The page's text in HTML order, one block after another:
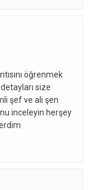
öğrenmek
size
şef ve ali şen
inceleyin herşey